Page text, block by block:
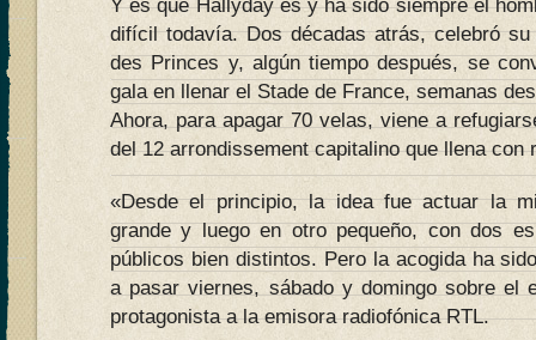
Y es que Hallyday es y ha sido siempre el
difícil todavía. Dos décadas atrás, celebró
des Princes y, algún tiempo después, se
gala en llenar el Stade de France, semanas
Ahora, para apagar 70 velas, viene a
del 12 arrondissement capitalino que llena con
«Desde el principio, la idea fue actuar la
grande y luego en otro pequeño, con dos
públicos bien distintos. Pero la acogida ha
a pasar viernes, sábado y domingo sobre el
protagonista a la emisora radiofónica RTL.